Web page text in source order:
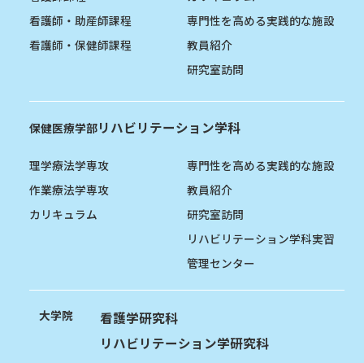
看護師・助産師課程
看護師・保健師課程
専門性を高める実践的な施設
教員紹介
研究室訪問
保健医療学部リハビリテーション学科
理学療法学専攻
作業療法学専攻
カリキュラム
専門性を高める実践的な施設
教員紹介
研究室訪問
リハビリテーション学科実習
管理センター
大学院
看護学研究科
リハビリテーション学研究科